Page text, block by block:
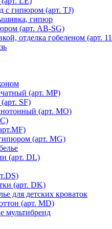
с гипюром (арт. TJ)
гипюр
(арт. AB-SG)
отделка гобеленом (арт.
(арт. MР)
SF)
(арт. MO)
(арт. MG)
(арт. DL)
(арт. DK)
для детских кроваток
(арт. MD)
мультибренд